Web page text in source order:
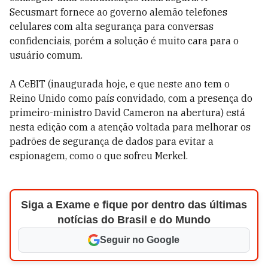
Secusmart fornece ao governo alemão telefones
celulares com alta segurança para conversas
confidenciais, porém a solução é muito cara para o
usuário comum.
A CeBIT (inaugurada hoje, e que neste ano tem o
Reino Unido como país convidado, com a presença do
primeiro-ministro David Cameron na abertura) está
nesta edição com a atenção voltada para melhorar os
padrões de segurança de dados para evitar a
espionagem, como o que sofreu Merkel.
Siga a Exame e fique por dentro das últimas
notícias do Brasil e do Mundo
Seguir no Google